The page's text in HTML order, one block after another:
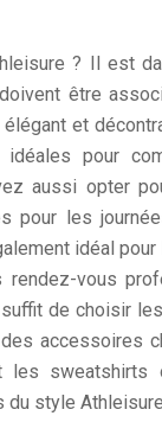
? Il est
être
et
pour
aussi opter
pour les
idéal
vous
de choisir
accessoires
les sweatshirts
style Athleisure.